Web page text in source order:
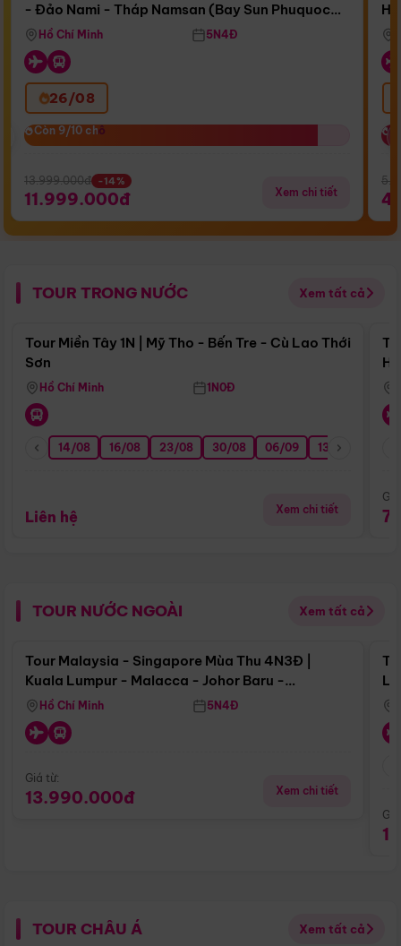
Bay Sun Phuquoc Airways
- Đảo Nami - Tháp Namsan (Bay Sun Phuquoc
Airways)
Hồ Chí Minh 5N4Đ
26/08
Còn 9/10 chỗ
Còn 9/10 chỗ
13.999.000đ -14%
11.999.000đ Xem chi tiết
TOUR TRONG NƯỚC Xem tất cả
Điểm nổi bật
Tour Miền Tây 1N | Mỹ Tho - Bến Tre - Cù Lao Thới
Sơn
Hồ Chí Minh 1N0Đ
14/08 16/08 23/08 30/08 06/09 13/09
Liên hệ Xem chi tiết
TOUR NƯỚC NGOÀI Xem tất cả
Điểm nổi bật
Tour Malaysia - Singapore Mùa Thu 4N3Đ |
Kuala Lumpur - Malacca - Johor Baru -
Singapore
Hồ Chí Minh 5N4Đ
Giá từ:
13.990.000đ Xem chi tiết
TOUR CHÂU Á Xem tất cả
Điểm nổi bật